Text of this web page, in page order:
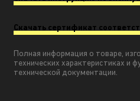
Скачать сертификат
Полная информация о товаре,
технических характеристиках и
технической документации.